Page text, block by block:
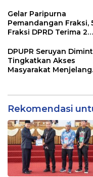
Gelar Paripurna
Pemandangan Fraksi,
Fraksi DPRD Terima 2
DPUPR Seruyan
Tingkatkan Akses
Masyarakat Menjelang
Rekomendasi